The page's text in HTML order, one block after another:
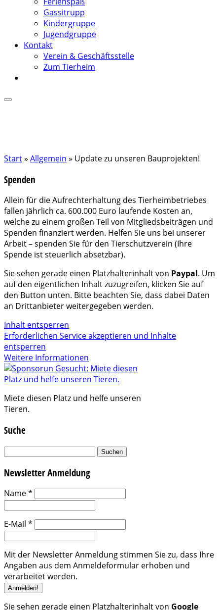
Gassitrupp
Kindergruppe
Jugendgruppe
Kontakt
Verein & Geschäftsstelle
Zum Tierheim
Start» Allgemein » Update zu unseren Bauprojekten!
Spenden
Allein für die Aufrechterhaltung des Tierheimbetriebes
fallen jährlich ca. 600.000 Euro laufende Kosten an,
welche zu einem großen Teil von Mitgliedsbeiträgen und
Spenden finanziert werden. Helfen Sie uns bei unserer
Arbeit – spenden Sie für den Tierschutzverein (Ihre
Spende ist steuerlich absetzbar).
Sie sehen gerade einen Platzhalterinhalt von Paypal. Um
auf den eigentlichen Inhalt zuzugreifen, klicken Sie auf
den Button unten. Bitte beachten Sie, dass dabei Daten
an Drittanbieter weitergegeben werden.
Inhalt entsperren
Erforderlichen Service akzeptieren und Inhalte
entsperren
Weitere Informationen
Miete diesen Platz und helfe unseren
Tieren.
Suche
Suchen
Newsletter Anmeldung
Name*
E-Mail *
Mit der Newsletter Anmeldung stimmen Sie zu, dass Ihre
Angaben aus dem Anmeldeformular erhoben und
verarbeitet werden.
Sie sehen gerade einen Platzhalterinhalt von Google